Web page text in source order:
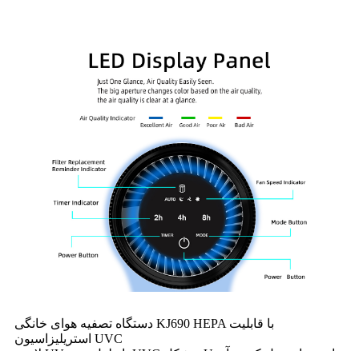
دستگاه تصفیه هوای خانگی KJ690 HEPA با قابلیت
استریلیزاسیون UVC